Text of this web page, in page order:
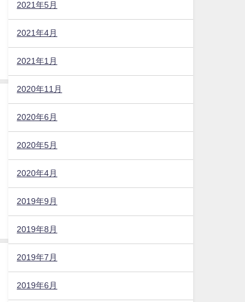
2021年5月
2021年4月
2021年1月
2020年11月
2020年6月
2020年5月
2020年4月
2019年9月
2019年8月
2019年7月
2019年6月